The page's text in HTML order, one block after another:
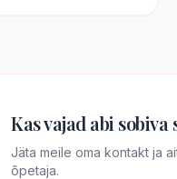
Kas vajad abi
Jäta meile oma kontakt ja
õpetaja.